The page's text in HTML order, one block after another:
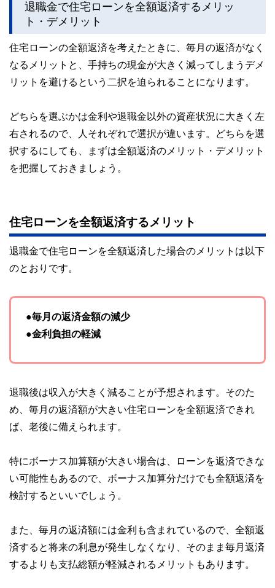
をわかりやすく発信している点です。
執筆者・監修者による執筆体制を築くことで、内容のわかり
やすさはもちろんのこと、読み応えのあるコンテンツと確か
な情報発信を実現しています。
私たちは、快適でより良い生活のアイデアを提供するお金の
退職金で住宅ローンを全額返済するメリッ
ト・デメリット
住宅ローンの全額返済を考えたときに、毎月の返済がなく
なるメリットと、手持ちの現金が大きく減ってしまうデメ
リットを避けるという二択を迫られることになります。
どちらを選ぶかは金利や退職金以外の資産状況に大きく左
右されるので、人それぞれで選択が違います。どちらを選
択するにしても、まずは全額返済のメリット・デメリット
を把握しておきましょう。
住宅ローンを全額返済するメリット
退職金で住宅ローンを全額返済した場合のメリットは以下
のとおりです。
●毎月の返済金額の減少
●金利負担の軽減
退職後は収入が大きく減ることが予想されます。そのた
め、毎月の返済額が大きい住宅ローンを全額返済できれ
ば、老後に備えられます。
特にボーナス加算額が大きい場合は、ローンを返済できな
い可能性もあるので、ボーナス加算分だけでも全額返済を
検討するといいでしょう。
また、毎月の返済額には金利も含まれているので、全額返
済すると将来の利息が発生しなくなり、そのまま毎月返済
するよりも支払総額が軽減されるメリットもあります。